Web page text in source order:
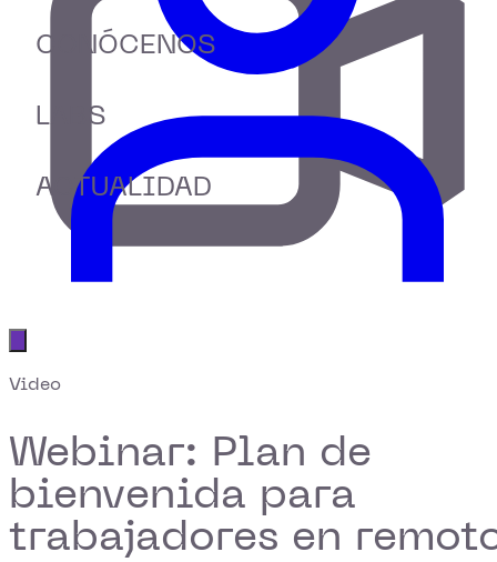
CONÓCENOS
LABS
ACTUALIDAD
Video
Webinar: Plan de
bienvenida para
trabajadores en